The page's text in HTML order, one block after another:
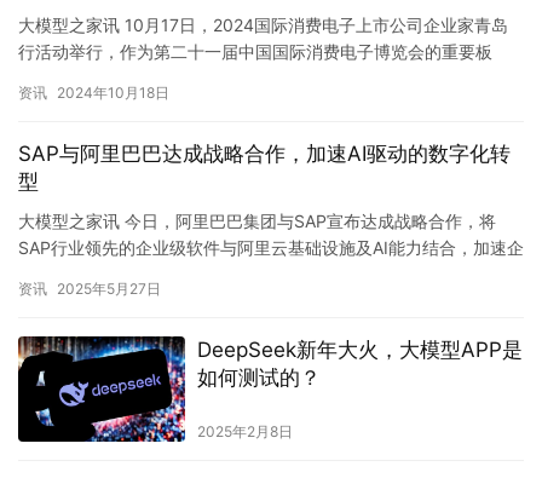
大模型之家讯 10月17日，2024国际消费电子上市公司企业家青岛
行活动举行，作为第二十一届中国国际消费电子博览会的重要板
资讯 2024年10月18日
SAP与阿里巴巴达成战略合作，加速AI驱动的数字化转
型
大模型之家讯 今日，阿里巴巴集团与SAP宣布达成战略合作，将
SAP行业领先的企业级软件与阿里云基础设施及AI能力结合，加速企
资讯 2025年5月27日
DeepSeek新年大火，大模型APP是
如何测试的？
2025年2月8日